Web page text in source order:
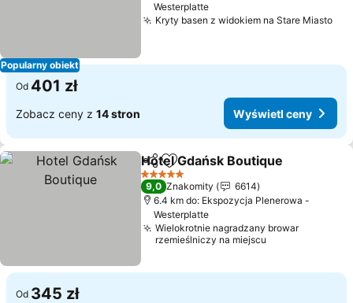
Popularny obiekt
Westerplatte
Kryty basen z widokiem na Stare Miasto
Od 401 zł
Zobacz ceny z 14 stron Wyświetl ceny
Udostępnij
Dodaj do ulubionych
Hotel Gdańsk Boutique
5 Kategoria
9,0 Znakomity
6614
6.4 km do: Ekspozycja Plenerowa -
Westerplatte
Wielokrotnie nagradzany browar
rzemieślniczy na miejscu
Od 345 zł